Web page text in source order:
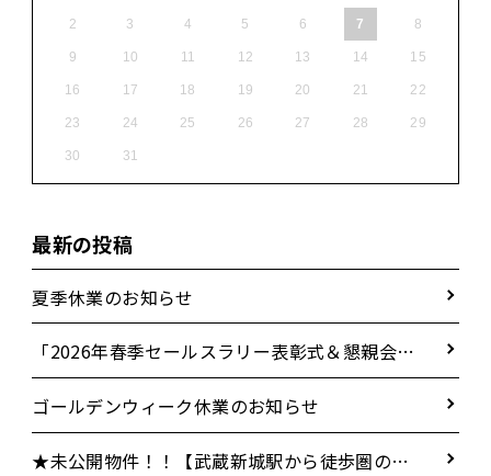
2 3 4 5 6 7 8
9 10 11 12 13 14 15
16 17 18 19 20 21 22
23 24 25 26 27 28 29
30 31
最新の投稿
夏季休業のお知らせ
「2026年春季セールスラリー表彰式＆懇親会」
に参加いたしました！
ゴールデンウィーク休業のお知らせ
★未公開物件！！【武蔵新城駅から徒歩圏の好